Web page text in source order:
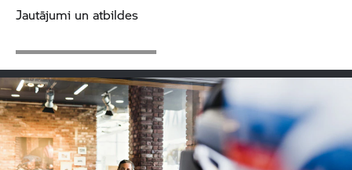
Jautājumi un atbildes